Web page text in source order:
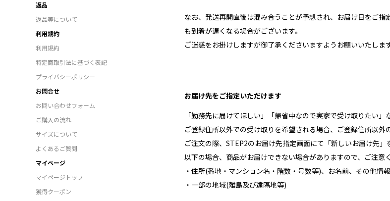
返品
返品等について
利用規約
利用規約
特定商取引法に基づく表記
プライバシーポリシー
お問合せ
お問い合わせフォーム
ご購入の流れ
サイズについて
よくあるご質問
マイページ
マイページトップ
獲得クーポン
なお、発送再開直後は混み合うことが予想され、お届け日をご
も到着が遅くなる場合がございます。
ご迷惑をお掛けしますが御了承くださいますようお願いいたします
お届け先をご指定いただけます
「勤務先に届けてほしい」「帰省中なので実家で受け取りたい」な
ご登録住所以外での受け取りを希望される場合、ご登録住所以外
ご注文の際、STEP2のお届け先指定画面にて「新しいお届け先」
以下の場合、商品がお届けできない場合がありますので、ご注意
・住所(番地・マンション名・階数・号数等)、お名前、その他情
・一部の地域(離島及び遠隔地等)